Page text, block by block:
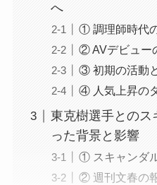
へ
① 調理師時代
② AVデビュー
③ 初期の活動
④ 人気上昇の
東克樹選手とのス
った背景と影響
① スキャンダ
② 週刊文春の